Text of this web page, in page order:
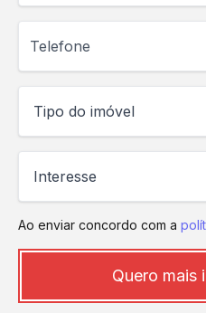
Ao enviar concordo com a
Quero mais